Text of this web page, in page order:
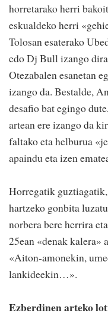
horretarako herri
eskualdeko herri
Tolosan esaterako
edo Dj Bull izango
Otezabalen esanetan
izango da. Bestalde,
desafio bat egingo
artean ere izango da
faltako eta helburua
apaindu eta izen
Horregatik
hartzeko gonbita
norbera bere herrira
25ean «denak kalera»
«Aiton-amonekin,
lankideekin…».
Ezberdinen arteko